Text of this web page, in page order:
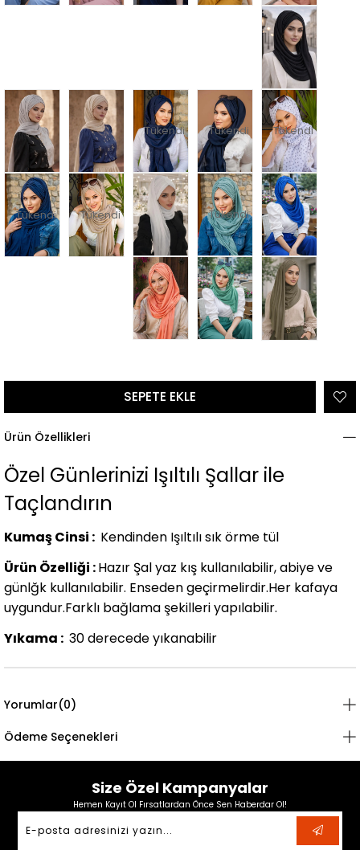
Tükendi Tükendi Tükendi
Tükendi Tükendi Tükendi
Ürün Özellikleri
Özel Günlerinizi Işıltılı Şallar ile
Taçlandırın
Kumaş Cinsi : Kendinden Işıltılı sık örme tül
Ürün Özelliği :Hazır Şal yaz kış kullanılabilir, abiye ve
günlğk kullanılabilir. Enseden geçirmelirdir.Her kafaya
uygundur.Farklı bağlama şekilleri yapılabilir.
Yıkama : 30 derecede yıkanabilir
Yorumlar(0)
Ödeme Seçenekleri
Size Özel Kampanyalar
Hemen Kayıt Ol Fırsatlardan Önce Sen Haberdar Ol!